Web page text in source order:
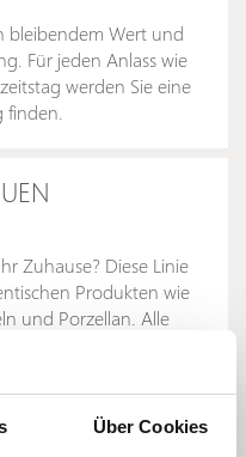
Über Cookies
bleibendem Wert und
Für jeden Anlass wie
werden Sie eine
finden.
Zuhause? Diese Linie
Produkten wie
und Porzellan. Alle